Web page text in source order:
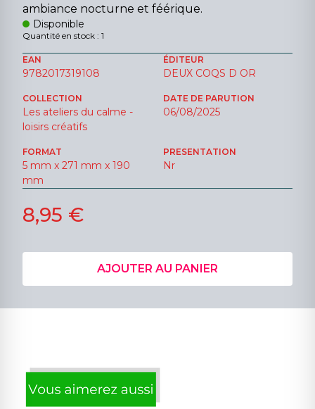
ambiance nocturne et féérique.
Disponible
Quantité en stock : 1
EAN
9782017319108
ÉDITEUR
DEUX COQS D OR
COLLECTION
Les ateliers du calme -
loisirs créatifs
DATE DE PARUTION
06/08/2025
FORMAT
5 mm x 271 mm x 190
mm
PRESENTATION
Nr
8,95 €
AJOUTER AU PANIER